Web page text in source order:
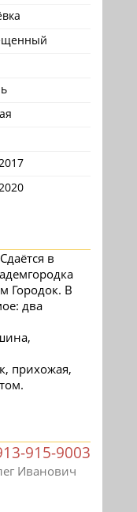
в
Городок. В
два
прихожая,
915-9003
Иванович